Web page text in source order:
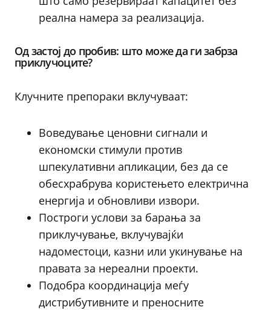
реална намера за реализација.
Од застој до пробив: што може да ги забрза
приклучоците?
Клучните препораки вклучуваат:
Воведување ценовни сигнали и
економски стимули против
шпекулативни апликации, без да се
обесхрабрува користењето електрична
енергија и обновливи извори.
Построги услови за барања за
приклучување, вклучувајќи
надоместоци, казни или укинување на
правата за нереални проекти.
Подобра координација меѓу
дистрибутивните и преносните